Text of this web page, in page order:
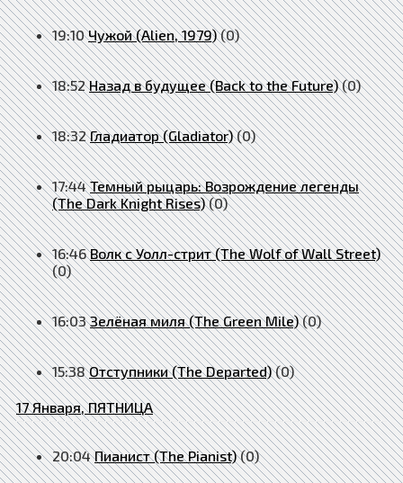
19:10 Чужой (Alien, 1979) (0)
18:52 Назад в будущее (Back to the Future) (0)
18:32 Гладиатор (Gladiator) (0)
17:44 Темный рыцарь: Возрождение легенды
(The Dark Knight Rises) (0)
16:46 Волк с Уолл-стрит (The Wolf of Wall Street)
(0)
16:03 Зелёная миля (The Green Mile) (0)
15:38 Отступники (The Departed) (0)
17 Января, ПЯТНИЦА
20:04 Пианист (The Pianist) (0)